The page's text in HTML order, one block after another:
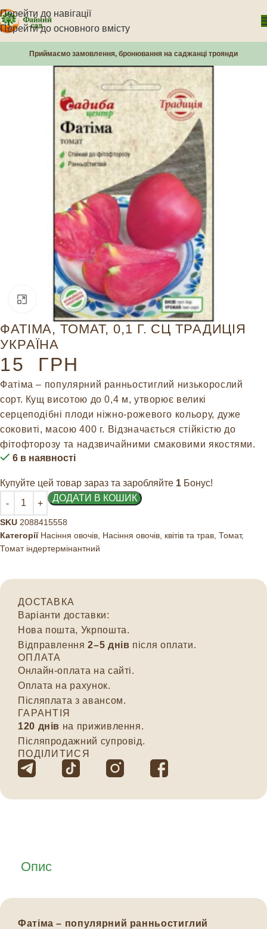
Перейти до навігації
Перейти до основного вмісту
Приймаємо замовлення, бронювання на саджанці троянди
Натисніть, щоб збільшити
ФАТІМА, ТОМАТ, 0,1 Г. СЦ ТРАДИЦІЯ
УКРАЇНА
15 ГРН
Фатіма – популярний ранньостиглий низькорослий
сорт. Кущ висотою до 0,4 м, утворює великі
серцеподібні плоди ніжно-рожевого кольору, дуже
соковиті, масою 400 г. Відзначається стійкістю до
фітофторозу та надзвичайними смаковими якостями.
6 в наявності
Купуйте цей товар зараз та заробляйте 1 Бонус!
ДОДАТИ В КОШИК
SKU 2088415558
Категорії Насіння овочів Насіння овочів, квітів та трав Томат,
Томат індертермінантний
ДОСТАВКА
Варіанти доставки:
Нова пошта, Укрпошта.
Відправлення2–5 днів після оплати.
ОПЛАТА
Онлайн-оплата на сайті.
Оплата на рахунок.
Післяплата з авансом.
ГАРАНТІЯ
120 днів на приживлення.
Післяпродажний супровід.
ПОДІЛИТИСЯ
Опис
Фатіма – популярний ранньостиглий